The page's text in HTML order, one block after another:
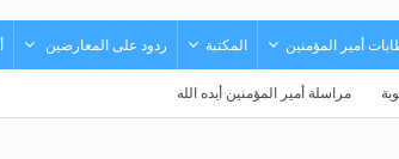
أمير المؤمنين المكتبة ردود على المعارضين
مراسلة أمير المؤمنين أيده الله